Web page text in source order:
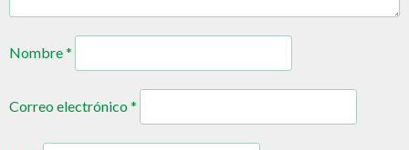
Nombre*
Correo electrónico*